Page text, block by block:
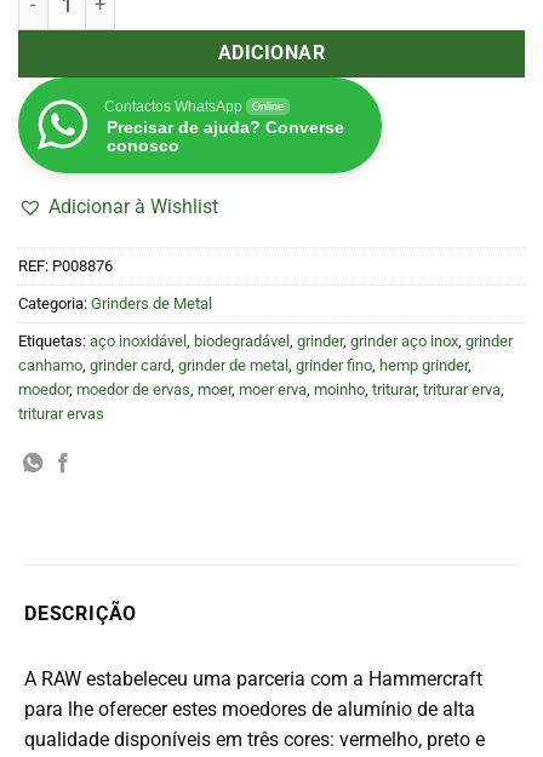
ADICIONAR
Contactos WhatsApp Online
Precisar de ajuda? Converse
conosco
Adicionar à Wishlist
REF: P008876
Categoria: Grinders de Metal
Etiquetas: aço inoxidável biodegradável grinder, grinder aço inox grinder
canhamo grinder card grinder de metal grinder fino hemp grinder,
moedor, moedor de ervas moer, moer erva moinho triturar, triturar erva
triturar ervas
DESCRIÇÃO
A RAW estabeleceu uma parceria com a Hammercraft
para lhe oferecer estes moedores de alumínio de alta
qualidade disponíveis em três cores: vermelho, preto e